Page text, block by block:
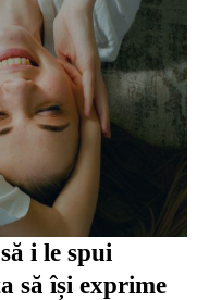
i le spui
să își exprime